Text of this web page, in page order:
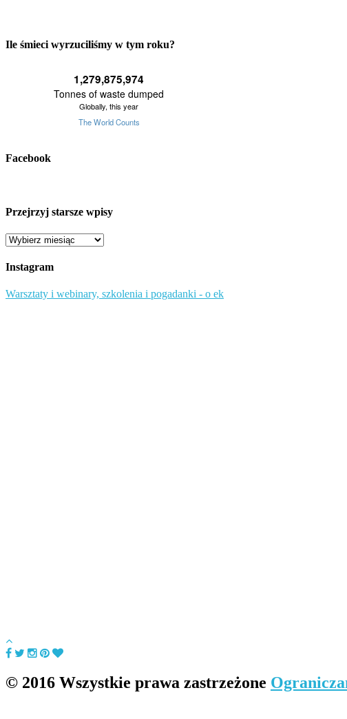
Ile śmieci wyrzuciliśmy w tym roku?
Facebook
Przejrzyj starsze wpisy
Przejrzyj
wpisy
Instagram
Warsztaty i webinary, szkolenia i pogadanki - o ek
© 2016 Wszystkie prawa zastrzeżone